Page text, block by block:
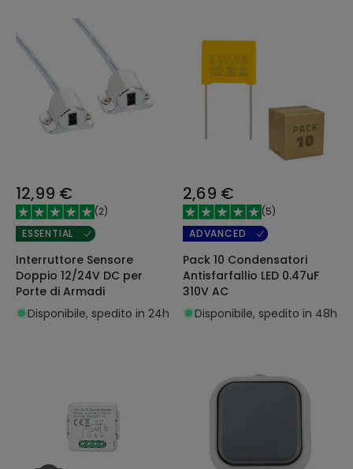
12,99 €
(2)
ESSENTIAL
Interruttore Sensore
Doppio 12/24V DC per
Porte di Armadi
Disponibile, spedito in 24h
2,69 €
(5)
ADVANCED
Pack 10 Condensatori
Antisfarfallio LED 0.47uF
310V AC
Disponibile, spedito in 48h